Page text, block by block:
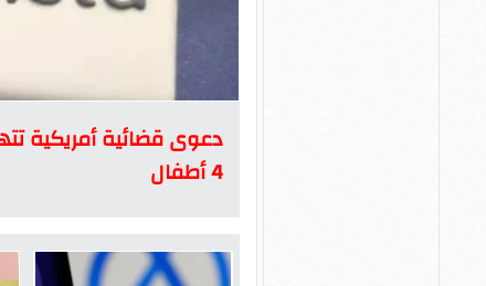
دعوى قضائية أمريكية
4 أطفال